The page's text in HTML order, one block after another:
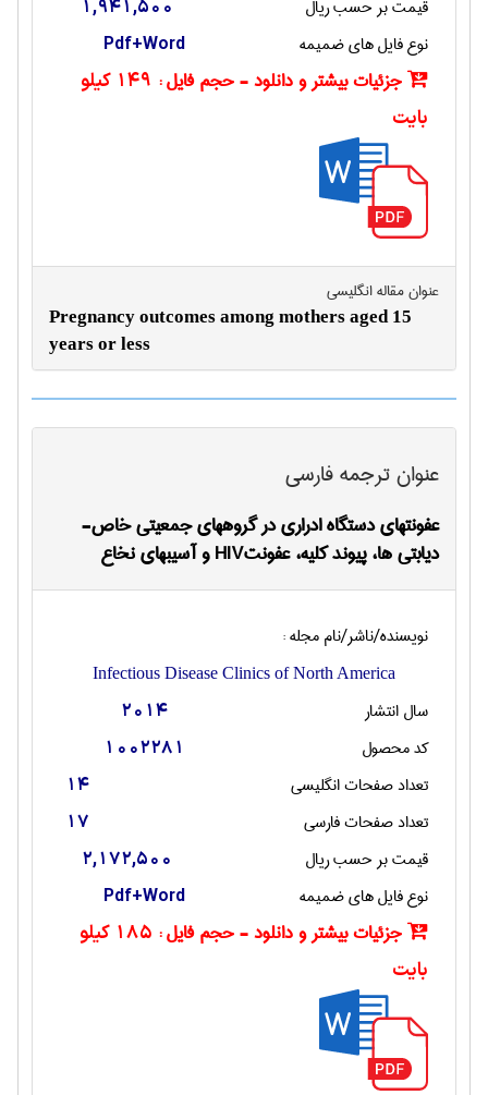
قیمت بر حسب ریال 1,941,500
نوع فایل های ضمیمه Pdf+Word
جزئیات بیشتر و دانلود - حجم فایل :
149 کیلو
بایت
عنوان مقاله انگليسی
Pregnancy outcomes among mothers aged 15
years or less
عنوان ترجمه فارسی
عفونتهای دستگاه ادراری در گروههای جمعیتی خاص-
دیابتی ها، پیوند کلیه، عفونتHIV و آسیبهای نخاع
نویسنده/ناشر/نام مجله :
Infectious Disease Clinics of North America
سال انتشار 2014
کد محصول 1002281
تعداد صفحات انگليسی 14
تعداد صفحات فارسی 17
قیمت بر حسب ریال 2,172,500
نوع فایل های ضمیمه Pdf+Word
جزئیات بیشتر و دانلود - حجم فایل :
185 کیلو
بایت